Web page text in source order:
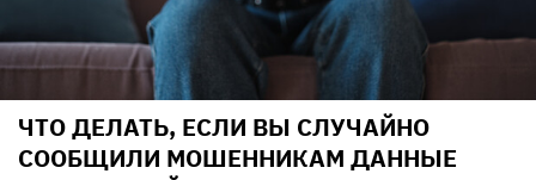
ЧТО ДЕЛАТЬ, ЕСЛИ ВЫ СЛУЧАЙНО
СООБЩИЛИ МОШЕННИКАМ ДАННЫЕ